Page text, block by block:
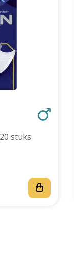
TENA Men Level 2 20 stuks